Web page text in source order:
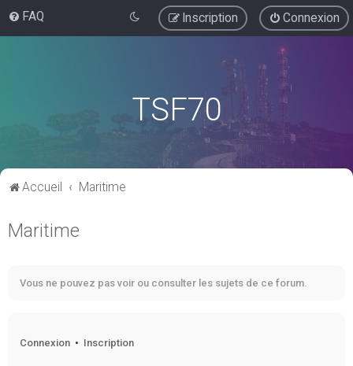
FAQ Connexion
Inscription
TSF70
Accueil Maritime
Maritime
Vous ne pouvez pas voir ou consulter les sujets de ce forum.
Connexion • Inscription